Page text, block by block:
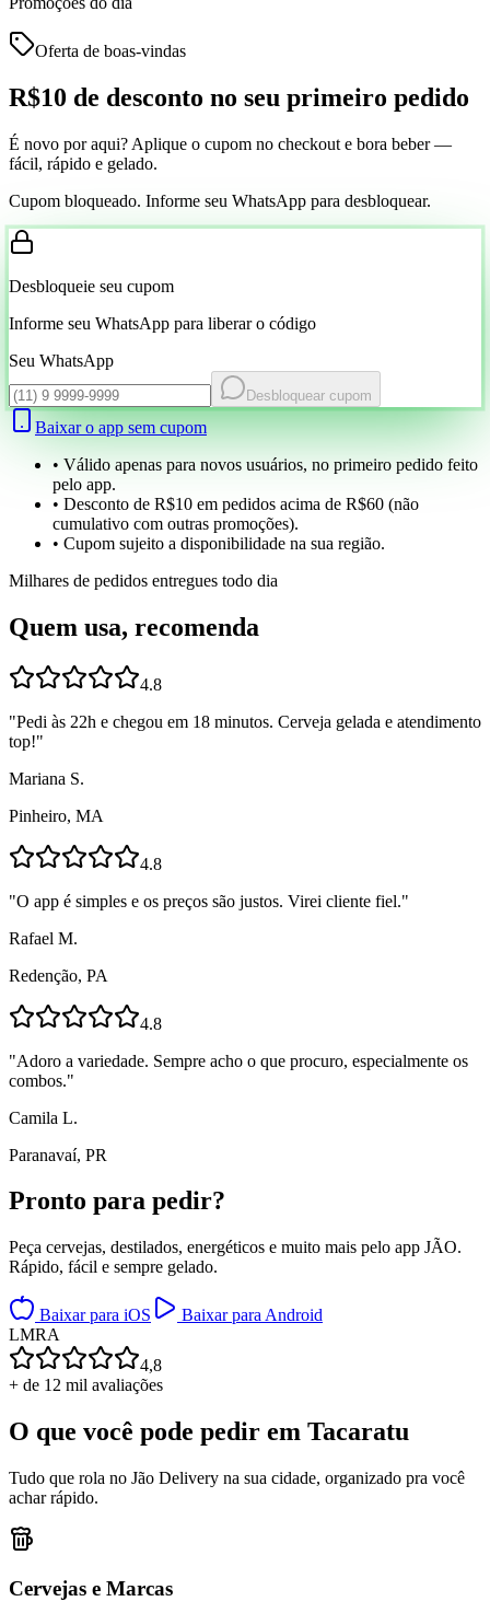
Oferta de boas-vindas
R$10 de desconto no seu primeiro pedido
É novo por aqui? Aplique o cupom no checkout e bora beber —
fácil, rápido e gelado.
Cupom bloqueado. Informe seu WhatsApp para desbloquear.
Desbloqueie seu cupom
Informe seu WhatsApp para liberar o código
Seu WhatsApp
Desbloquear cupom
Baixar o app sem cupom
• Válido apenas para novos usuários, no primeiro pedido feito
pelo app.
• Desconto de R$10 em pedidos acima de R$60 (não
cumulativo com outras promoções).
• Cupom sujeito a disponibilidade na sua região.
Milhares de pedidos entregues todo dia
Quem usa, recomenda
4.8
"Pedi às 22h e chegou em 18 minutos. Cerveja gelada e atendimento
top!"
Mariana S.
Pinheiro, MA
4.8
"O app é simples e os preços são justos. Virei cliente fiel."
Rafael M.
Redenção, PA
4.8
"Adoro a variedade. Sempre acho o que procuro, especialmente os
combos."
Camila L.
Paranavaí, PR
Pronto para pedir?
Peça cervejas, destilados, energéticos e muito mais pelo app JÃO.
Rápido, fácil e sempre gelado.
Baixar para iOS
Baixar para Android
LMRA
4,8
+ de 12 mil avaliações
O que você pode pedir em Tacaratu
Tudo que rola no Jão Delivery na sua cidade, organizado pra você
achar rápido.
Cervejas e Marcas